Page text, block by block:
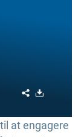
Share
at engagere